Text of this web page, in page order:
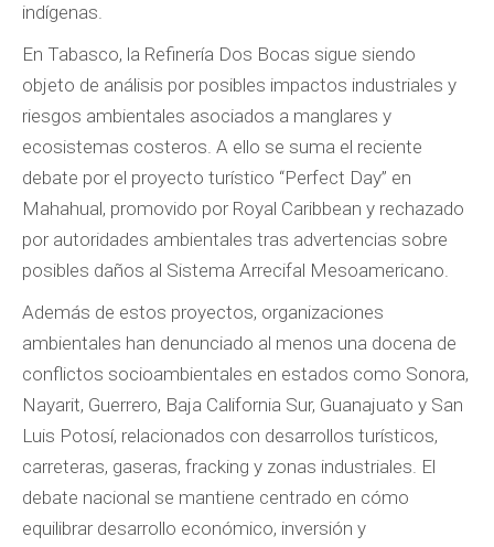
indígenas.
En Tabasco, la Refinería Dos Bocas sigue siendo
objeto de análisis por posibles impactos industriales y
riesgos ambientales asociados a manglares y
ecosistemas costeros. A ello se suma el reciente
debate por el proyecto turístico “Perfect Day” en
Mahahual, promovido por Royal Caribbean y rechazado
por autoridades ambientales tras advertencias sobre
posibles daños al Sistema Arrecifal Mesoamericano.
Además de estos proyectos, organizaciones
ambientales han denunciado al menos una docena de
conflictos socioambientales en estados como Sonora,
Nayarit, Guerrero, Baja California Sur, Guanajuato y San
Luis Potosí, relacionados con desarrollos turísticos,
carreteras, gaseras, fracking y zonas industriales. El
debate nacional se mantiene centrado en cómo
equilibrar desarrollo económico, inversión y